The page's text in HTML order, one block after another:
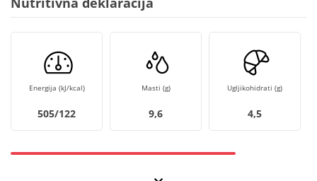
Energija (kJ/kcal)
505/122
Masti (g)
9,6
Ugljikohidrati (g)
4,5